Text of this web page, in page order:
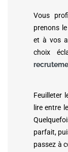
Vous
prenons
et à vos
choix
Feuilleter
lire entre
parfait,
passez à